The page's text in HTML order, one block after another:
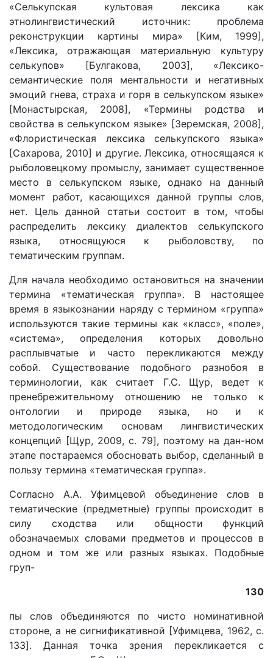
«Селькупская культовая лексика как
этнолингвистический источник: проблема
реконструкции картины мира» [Ким, 1999],
«Лексика, отражающая материальную культуру
селькупов» [Булгакова, 2003], «Лексико-
семантические поля ментальности и негативных
эмоций гнева, страха и горя в селькупском языке»
[Монастырская, 2008], «Термины родства и
свойства в селькупском языке» [Зеремская, 2008],
«Флористическая лексика селькупского языка»
[Сахарова, 2010] и другие. Лексика, относящаяся к
рыболовецкому промыслу, занимает существенное
место в селькупском языке, однако на данный
момент работ, касающихся данной группы слов,
нет. Цель данной статьи состоит в том, чтобы
распределить лексику диалектов селькупского
языка, относящуюся к рыболовству, по
тематическим группам.
Для начала необходимо остановиться на значении
термина «тематическая группа». В настоящее
время в языкознании наряду с термином «группа»
используются такие термины как «класс», «поле»,
«система», определения которых довольно
расплывчатые и часто перекликаются между
собой. Существование подобного разнобоя в
терминологии, как считает Г.С. Щур, ведет к
пренебрежительному отношению не только к
онтологии и природе языка, но и к
методологическим основам лингвистических
концепций [Щур, 2009, c. 79], поэтому на дан-ном
этапе постараемся обосновать выбор, сделанный в
пользу термина «тематическая группа».
Согласно А.А. Уфимцевой объединение слов в
тематические (предметные) группы происходит в
силу сходства или общности функций
обозначаемых словами предметов и процессов в
одном и том же или разных языках. Подобные
груп-
130
пы слов объединяются по чисто номинативной
стороне, а не сигнификативной [Уфимцева, 1962, c.
133]. Данная точка зрения перекликается с